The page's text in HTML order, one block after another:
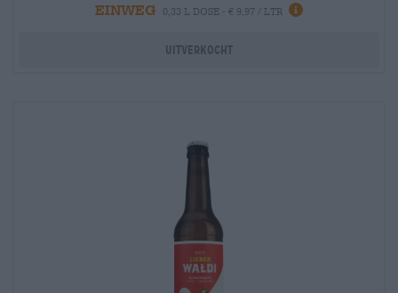
EINWEG
0,33 L DOSE - € 9,97 / LTR info
Uitverkocht